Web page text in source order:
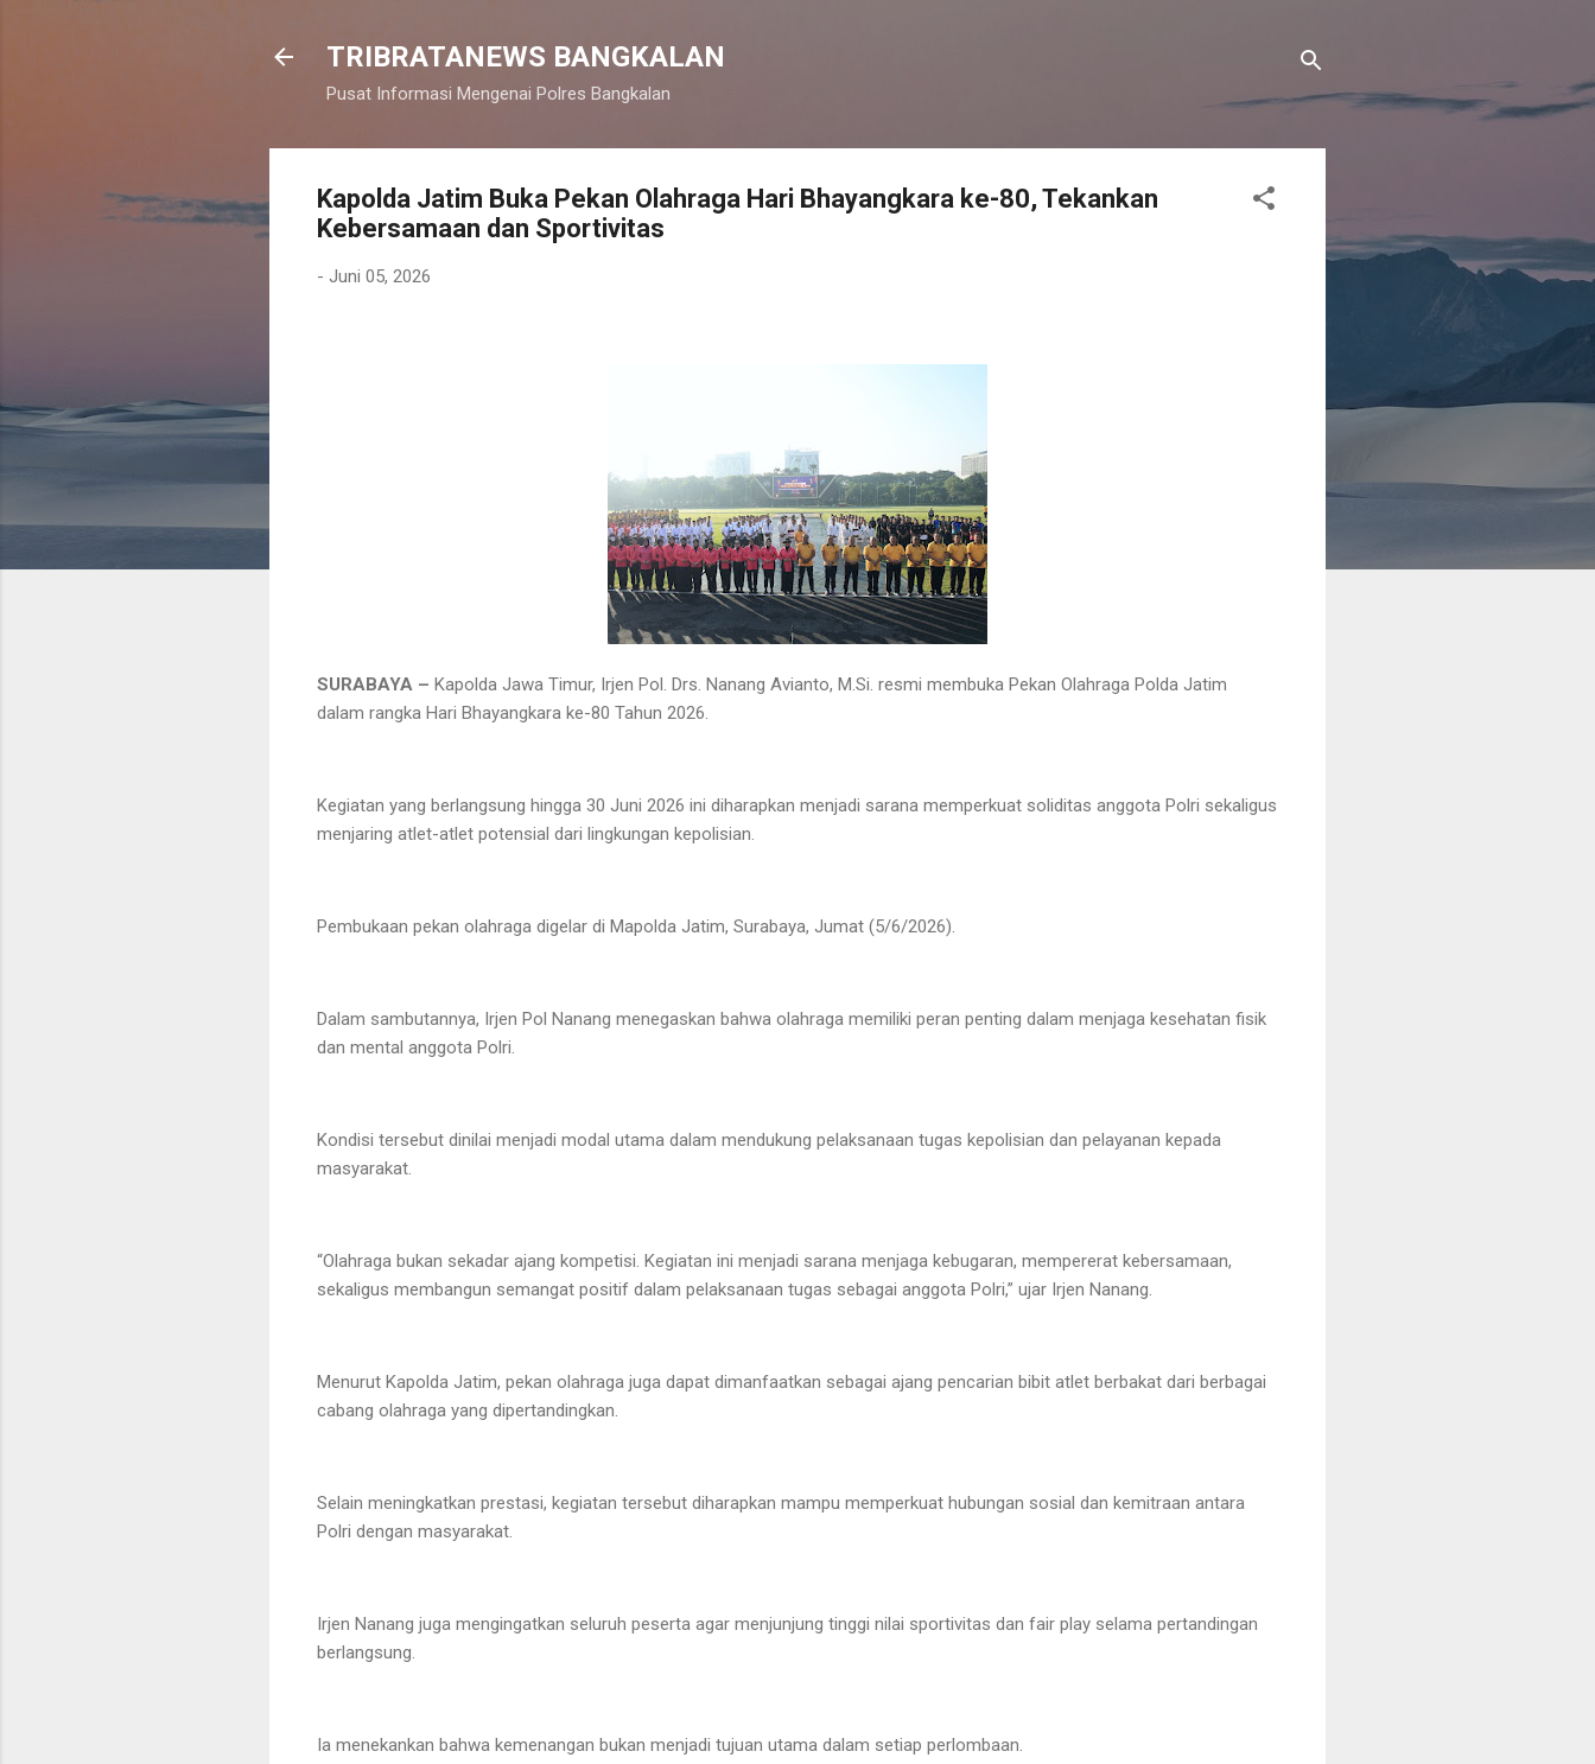
TRIBRATANEWS BANGKALAN
Pusat Informasi Mengenai Polres Bangkalan
Kapolda Jatim Buka Pekan Olahraga Hari Bhayangkara ke-80, Tekankan
Kebersamaan dan Sportivitas
- Juni 05, 2026
SURABAYA – Kapolda Jawa Timur, Irjen Pol. Drs. Nanang Avianto, M.Si. resmi membuka Pekan Olahraga Polda Jatim
dalam rangka Hari Bhayangkara ke-80 Tahun 2026.
Kegiatan yang berlangsung hingga 30 Juni 2026 ini diharapkan menjadi sarana memperkuat soliditas anggota Polri sekaligus
menjaring atlet-atlet potensial dari lingkungan kepolisian.
Pembukaan pekan olahraga digelar di Mapolda Jatim, Surabaya, Jumat (5/6/2026).
Dalam sambutannya, Irjen Pol Nanang menegaskan bahwa olahraga memiliki peran penting dalam menjaga kesehatan fisik
dan mental anggota Polri.
Kondisi tersebut dinilai menjadi modal utama dalam mendukung pelaksanaan tugas kepolisian dan pelayanan kepada
masyarakat.
“Olahraga bukan sekadar ajang kompetisi. Kegiatan ini menjadi sarana menjaga kebugaran, mempererat kebersamaan,
sekaligus membangun semangat positif dalam pelaksanaan tugas sebagai anggota Polri,” ujar Irjen Nanang.
Menurut Kapolda Jatim, pekan olahraga juga dapat dimanfaatkan sebagai ajang pencarian bibit atlet berbakat dari berbagai
cabang olahraga yang dipertandingkan.
Selain meningkatkan prestasi, kegiatan tersebut diharapkan mampu memperkuat hubungan sosial dan kemitraan antara
Polri dengan masyarakat.
Irjen Nanang juga mengingatkan seluruh peserta agar menjunjung tinggi nilai sportivitas dan fair play selama pertandingan
berlangsung.
Ia menekankan bahwa kemenangan bukan menjadi tujuan utama dalam setiap perlombaan.